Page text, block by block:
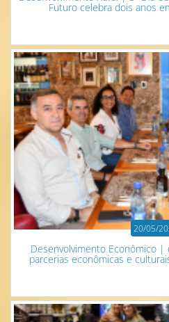
Futuro celebra dois anos
20/05/
Desenvolvimento Econômico |
parcerias econômicas e